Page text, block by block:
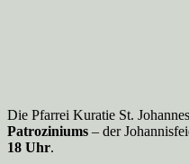
Die Pfarrei Kuratie St.
Patroziniums – der
18 Uhr.